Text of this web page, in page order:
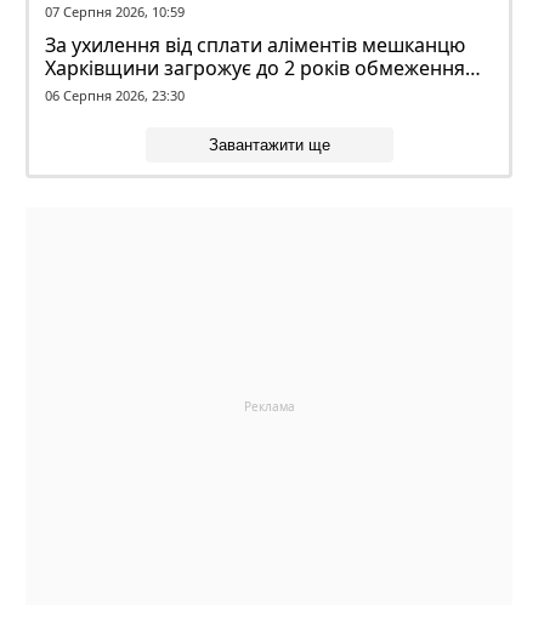
07 Серпня 2026, 10:59
За ухилення від сплати аліментів мешканцю
Харківщини загрожує до 2 років обмеження
волі
06 Серпня 2026, 23:30
Завантажити ще